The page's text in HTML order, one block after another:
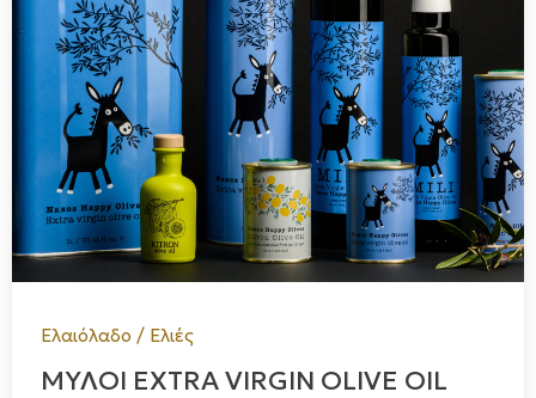
Ελαιόλαδο / Ελιές
ΜΥΛΟΙ EXTRA VIRGIN OLIVE OIL